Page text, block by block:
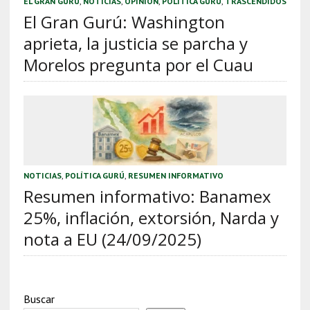
El Gran Gurú: Washington
aprieta, la justicia se parcha y
Morelos pregunta por el Cuau
NOTICIAS, POLÍTICA GURÚ RESUMEN INFORMATIVO
Resumen informativo: Banamex
25%, inflación, extorsión, Narda y
nota a EU (24/09/2025)
Buscar